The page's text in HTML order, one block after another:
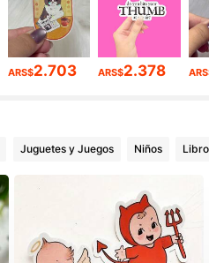
ARS$2.703 ARS$2.378
Juguetes y Juegos Niños